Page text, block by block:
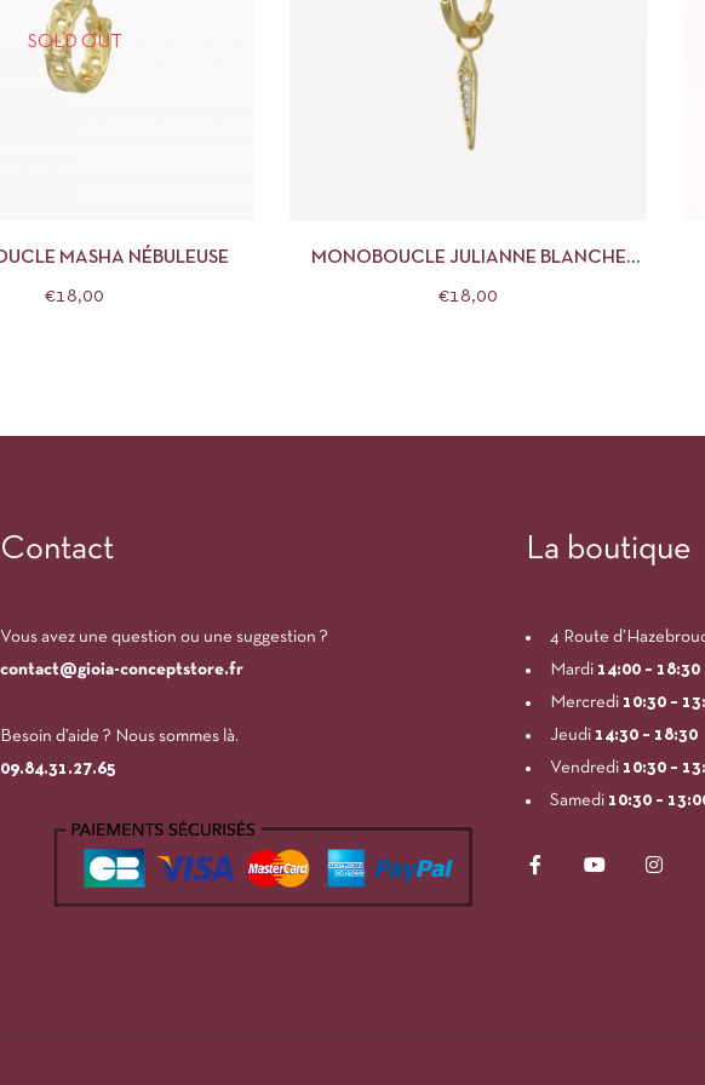
SOLD OUT
MASHA NÉBULEUSE
€18,00
MONOBOUCLE JULIANNE BLANCHE
€18,00
Contact
Vous avez une question ou une suggestion ?
contact@gioia-conceptstore.fr
Besoin d’aide ? Nous sommes là.
09.84.31.27.65
La boutique
4 Route
Mardi 14:00– 18:30
Mercredi 10:30 –
Jeudi 14:30 – 18:30
Vendredi10:30 –
Samedi 10:30 –